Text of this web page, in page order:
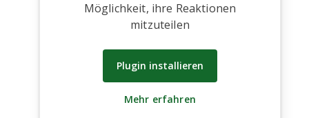
Möglichkeit, ihre Reaktionen
mitzuteilen
Plugin installieren
Mehr erfahren